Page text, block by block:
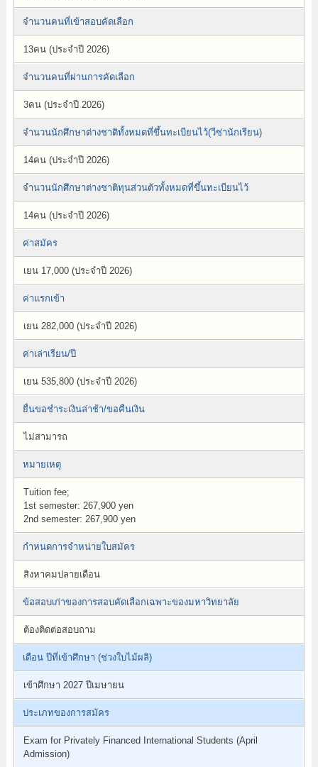
จำนวนคนที่เข้าสอบคัดเลือก
13คน (ประจำปี 2026)
จำนวนคนที่ผ่านการคัดเลือก
3คน (ประจำปี 2026)
จำนวนนักศึกษาต่างชาติทั้งหมดที่ขึ้นทะเบียนไว้(วีซ่านักเรียน)
14คน (ประจำปี 2026)
จำนวนนักศึกษาต่างชาติทุนส่วนตัวทั้งหมดที่ขึ้นทะเบียนไว้
14คน (ประจำปี 2026)
ค่าสมัคร
เยน 17,000 (ประจำปี 2026)
ค่าแรกเข้า
เยน 282,000 (ประจำปี 2026)
ค่าเล่าเรียน/ปี
เยน 535,800 (ประจำปี 2026)
ยื่นขอชำระเงินล่าช้า/ขอคืนเงิน
ไม่สามารถ
หมายเหตุ
Tuition fee;
1st semester: 267,900 yen
2nd semester: 267,900 yen
กำหนดการจำหน่ายใบสมัคร
สิงหาคมปลายเดือน
ข้อสอบเก่าของการสอบคัดเลือกเฉพาะของมหาวิทยาลัย
ต้องติดต่อสอบถาม
เดือน ปีที่เข้าศึกษา (ช่วงใบไม้ผลิ)
เข้าศึกษา 2027 ปีเมษายน
ประเภทของการสมัคร
Exam for Privately Financed International Students (April
Admission)